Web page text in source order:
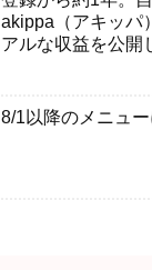
akippa（アキッパ
アルな収益を公開
8/1以降のメニュ